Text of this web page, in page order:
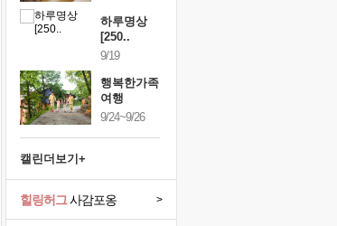
하루명상
[250..
9/19
행복한가족
여행
9/24~9/26
캘린더보기+
힐링허그사감포옹 >